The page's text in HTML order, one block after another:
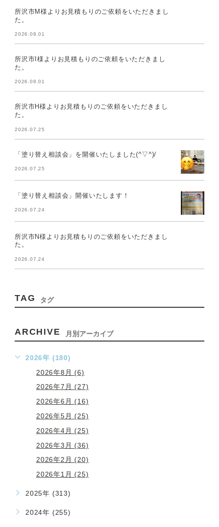
所沢市M様よりお見積もりのご依頼をいただきまし
た。
2026.08.01
所沢市I様よりお見積もりのご依頼をいただきまし
た。
2026.08.01
所沢市H様よりお見積もりのご依頼をいただきまし
た。
2026.07.25
「塗り替え相談会」を開催いたしました(^▽^)/
2026.07.25
「塗り替え相談会」開催いたします！
2026.07.24
所沢市N様よりお見積もりのご依頼をいただきまし
た。
2026.07.24
TAG タグ
ARCHIVE 月別アーカイブ
2026年 (180)
2026年8月 (6)
2026年7月 (27)
2026年6月 (16)
2026年5月 (25)
2026年4月 (25)
2026年3月 (36)
2026年2月 (20)
2026年1月 (25)
2025年 (313)
2024年 (255)